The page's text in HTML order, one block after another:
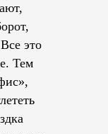
это
Тем